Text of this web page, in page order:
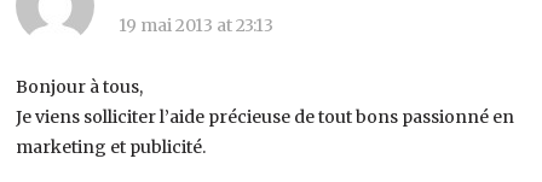
19 mai 2013 at 23:13
Bonjour à tous,
Je viens solliciter l’aide précieuse de tout bons passionné en
marketing et publicité.